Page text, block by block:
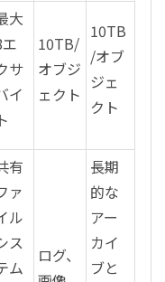
大
サ
イ
ト
10TB/
オブジ
ェクト
10TB
/オブ
ジェ
クト
有
ァ
ル
ス
ム
ログ、
長期
的な
アー
カイ
ブと